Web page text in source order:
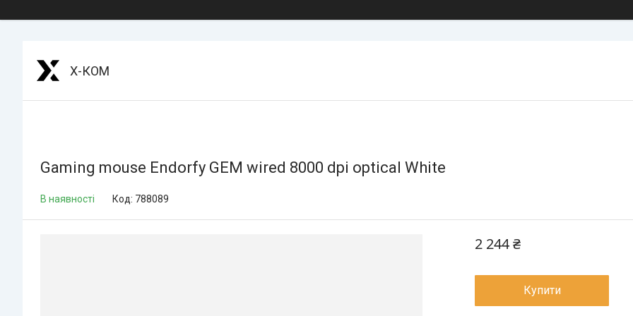
Х-КОМ
Gaming mouse Endorfy GEM wired 8000 dpi optical White
В наявності Код: 788089
2 244 ₴
Купити